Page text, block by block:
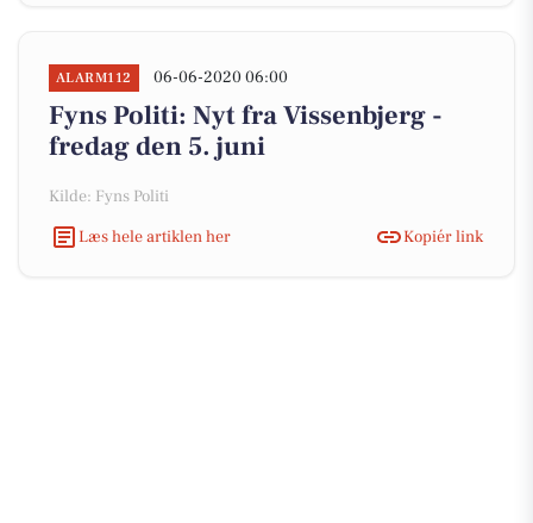
ALARM112 06-06-2020 06:00
Fyns Politi: Nyt fra Vissenbjerg -
fredag den 5. juni
Kilde: Fyns Politi
Læs hele artiklen her
Kopiér link